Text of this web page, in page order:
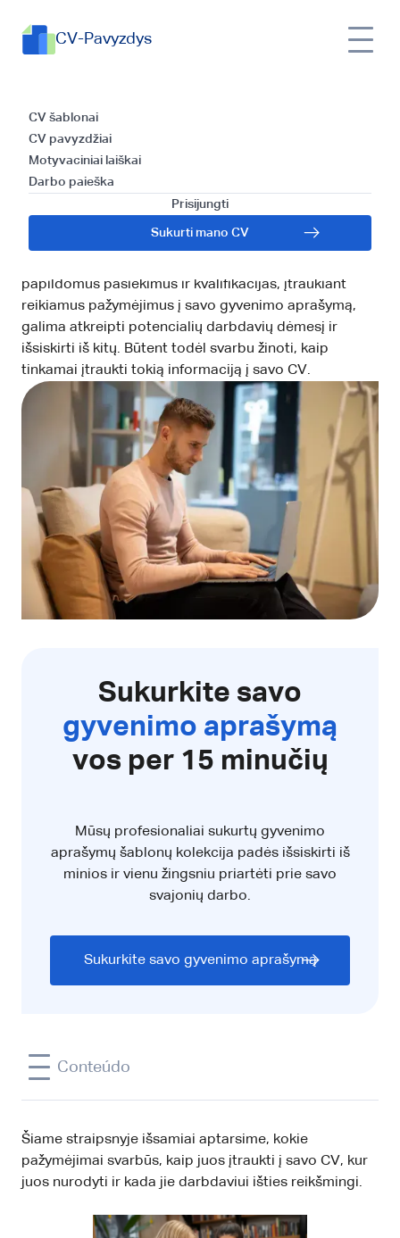
CV-Pavyzdys
CV šablonai
CV pavyzdžiai
Motyvaciniai laiškai
Darbo paieška
Prisijungti
Sukurti mano CV
Kaip įtraukti pažymėjimus į
gyvenimo aprašymą:
patarimai ir pavyzdžiai
Pažymėjimai demonstruoja kandidato specifines
žinias ir norą jas gilinti. Kadangi darbdaviai ne tik žiūri
papildomus pasiekimus ir kvalifikacijas, įtraukiant
reikiamus pažymėjimus į savo gyvenimo aprašymą,
galima atkreipti potencialių darbdavių dėmesį ir
išsiskirti iš kitų. Būtent todėl svarbu žinoti, kaip
tinkamai įtraukti tokią informaciją į savo CV.
Sukurkite savo
gyvenimo aprašymą
vos per 15 minučių
Mūsų profesionaliai sukurtų gyvenimo
aprašymų šablonų kolekcija padės išsiskirti iš
minios ir vienu žingsniu priartėti prie savo
svajonių darbo.
Sukurkite savo gyvenimo aprašymą
Conteúdo
Šiame straipsnyje išsamiai aptarsime, kokie
pažymėjimai svarbūs, kaip juos įtraukti į savo CV, kur
juos nurodyti ir kada jie darbdaviui išties reikšmingi.